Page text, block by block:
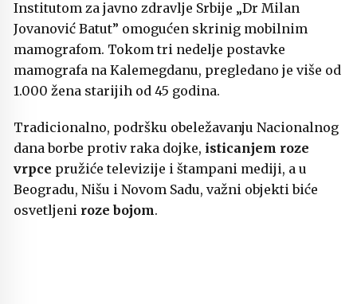
Institutom za javno zdravlje Srbije „Dr Milan
Jovanović Batut” omogućen skrinig mobilnim
mamografom. Tokom tri nedelje postavke
mamografa na Kalemegdanu, pregledano je više od
1.000 žena starijih od 45 godina.
Tradicionalno, podršku obeležavanju Nacionalnog
dana borbe protiv raka dojke, isticanjem roze
vrpce pružiće televizije i štampani mediji, a u
Beogradu, Nišu i Novom Sadu, važni objekti biće
osvetljeni roze bojom.